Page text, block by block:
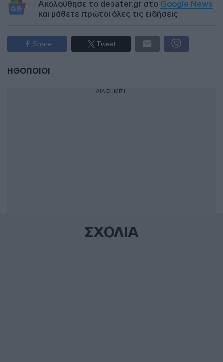
Ακολούθησε το debater.gr στο Google News
και μάθετε πρώτοι όλες τις ειδήσεις
Share Tweet
ΗΘΟΠΟΙΟΙ
ΔΙΑΦΗΜΙΣΗ
ΣΧΟΛΙΑ